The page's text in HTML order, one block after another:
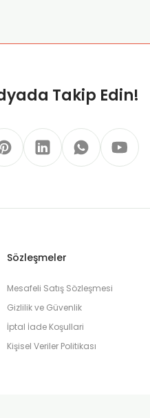
Takip Edin!
Sözleşmeler
Mesafeli Satış Sözleşmesi
Gizlilik ve Güvenlik
İptal İade Koşullari
Kişisel Veriler Politikası